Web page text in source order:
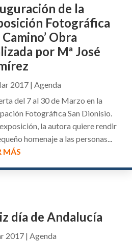
de la
Fotográfica
Camino’ Obra
por Mª José
2017 | Agenda
del 7 al 30 de Marzo en la
Fotográfica San Dionisio.
la autora quiere rendir
homenaje a las personas...
MÁS
día de Andalucía
2017 | Agenda